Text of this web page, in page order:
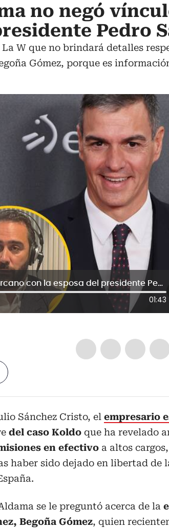
no negó
Pedro
W que no brindará detalles
Gómez, porque es
Víctor de Aldama no negó vínculo cercano con la esposa del presidente Pedro Sánchez
01:43
Sánchez Cristo, el empresario
del caso Koldo que ha revelado
en efectivo a altos
haber sido dejado en libertad de
se le preguntó acerca de la
Begoña Gómez, quien